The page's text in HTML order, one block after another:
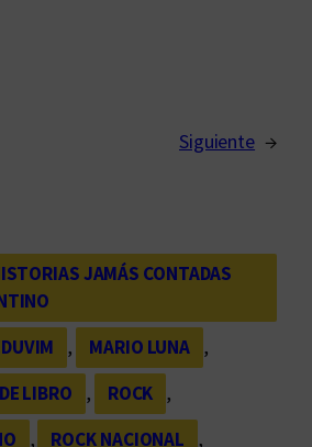
Siguiente →
JAMÁS CONTADAS
, MARIO LUNA
,
LIBRO
, ROCK
,
, ROCK NACIONAL
,